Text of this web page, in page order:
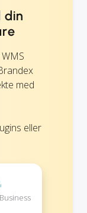
din
med
eller